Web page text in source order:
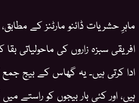
ماہرِ حشریات ڈائنو مارٹنز کے مطابق،
افریقی سبزہ زاروں کی ماحولیاتی
ادا کرتی ہیں۔ یہ گھاس کے بیج
ہیں، اور کئی بار بیجوں کو راستے میں